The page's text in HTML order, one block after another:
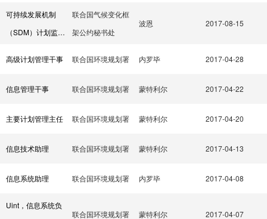
可持续发展机制
（SDM）计划监管
联合国气候变化框
架公约秘书处
波恩 2017-08-15
高级计划管理干事 联合国环境规划署 内罗毕 2017-04-28
信息管理干事 联合国环境规划署 蒙特利尔 2017-04-22
主要计划管理主任 联合国环境规划署 蒙特利尔 2017-04-20
信息技术助理 联合国环境规划署 蒙特利尔 2017-04-13
信息系统助理 联合国环境规划署 内罗毕 2017-04-08
Uint，信息系统负
联合国环境规划署 蒙特利尔 2017-04-07